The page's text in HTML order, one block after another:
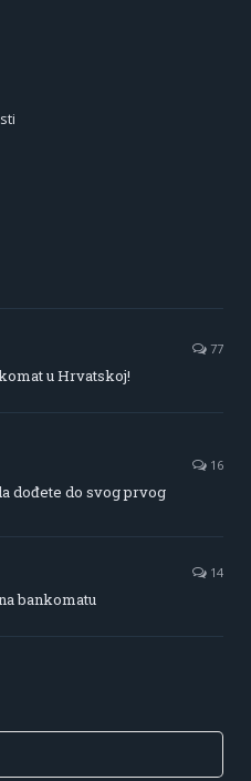
77
u Hrvatskoj!
16
dođete do svog prvog
14
bankomatu